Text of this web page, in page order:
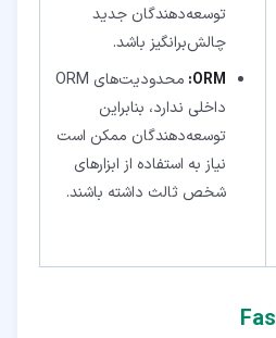
توسعه‌دهندگان جدید
چالش‌برانگیز باشد.
ORM
:
محدودیت‌های ORM
داخلی ندارد، بنابراین
توسعه‌دهندگان ممکن است
نیاز به استفاده از ابزارهای
شخص ثالث داشته باشند.